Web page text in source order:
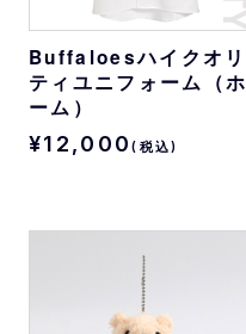
Buffaloesハイクオリ
ティユニフォーム（ホ
ーム）
¥12,000(税込)